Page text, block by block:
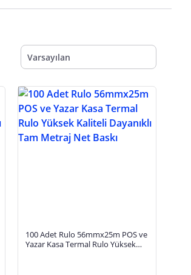
Varsayılan
100 Adet Rulo 56mmx25m POS ve
Yazar Kasa Termal Rulo Yüksek